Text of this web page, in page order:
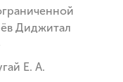
Диджитал
Е. А.